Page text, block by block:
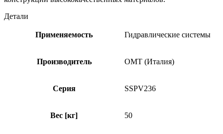
Детали
Применяемость Гидравлические системы
Производитель OMT (Италия)
Серия SSPV236
Вес [кг] 50